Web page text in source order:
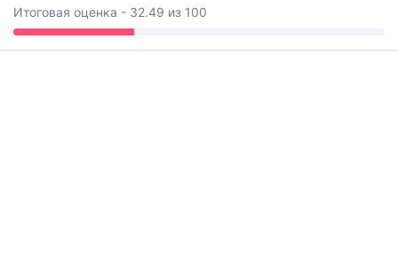
Итоговая оценка - 32.49 из 100